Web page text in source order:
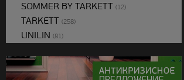
SOMMER BY TARKETT (12)
TARKETT (258)
UNILIN (81)